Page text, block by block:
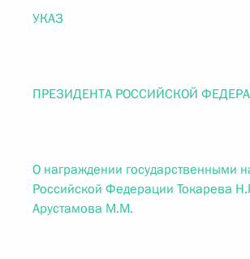
УКАЗ
ПРЕЗИДЕНТА РОССИЙСКОЙ
О награждении государственными
Российской Федерации Токарева
Арустамова М.М.